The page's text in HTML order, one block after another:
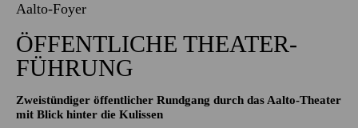
Aalto-Foyer
ÖFFENTLICHE THEATER­
FÜHRUNG
Zweistündiger öffentlicher Rundgang durch das Aalto-Theater
mit Blick hinter die Kulissen